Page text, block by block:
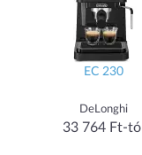
EC 230
DeLonghi
33 764 Ft-tól